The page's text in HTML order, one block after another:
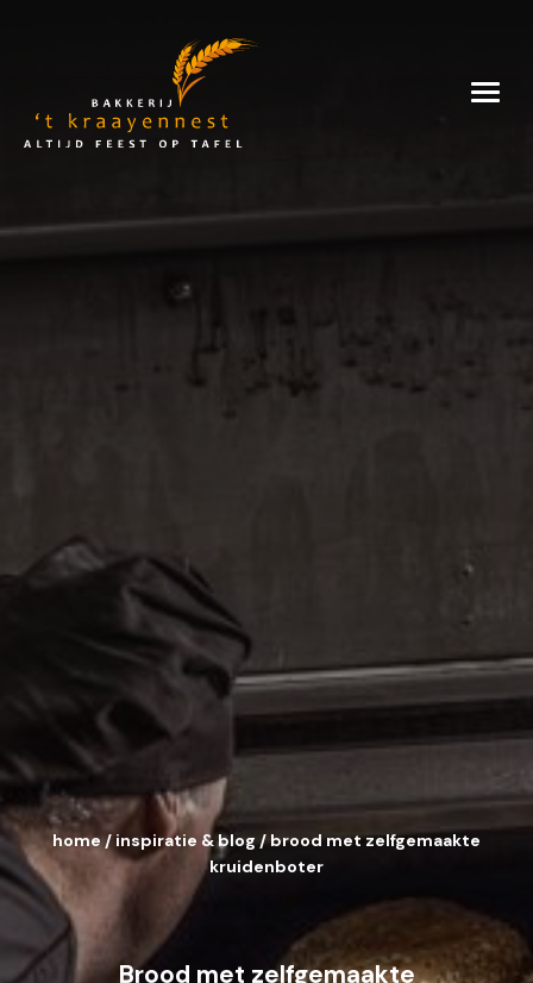
Kraayennest
Brood met zelfgemaakte
home/ inspiratie & blog /brood met zelfgemaakte
kruidenboter